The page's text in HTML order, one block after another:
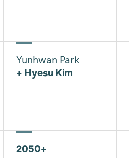
Yunhwan Park
+ Hyesu Kim
2050+